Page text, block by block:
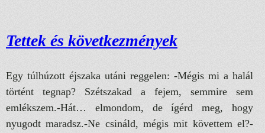
Tettek és következmények
Egy túlhúzott éjszaka utáni reggelen: -Mégis mi a halál
történt tegnap? Szétszakad a fejem, semmire sem
emlékszem.-Hát… elmondom, de ígérd meg, hogy
nyugodt maradsz.-Ne csináld, mégis mit követtem el?-